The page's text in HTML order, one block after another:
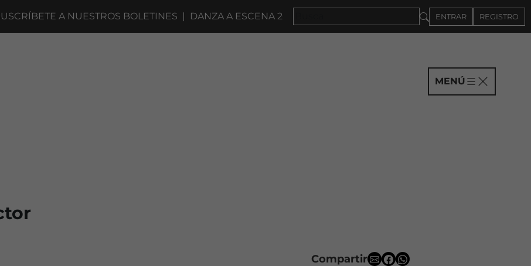
A NUESTROS BOLETINES|DANZA A ESCENA 2027 · CONVOCATORIA A COMPAÑÍAS HASTA EL 4DE
ENTRAR REGISTRO
MENÚ
Compartir